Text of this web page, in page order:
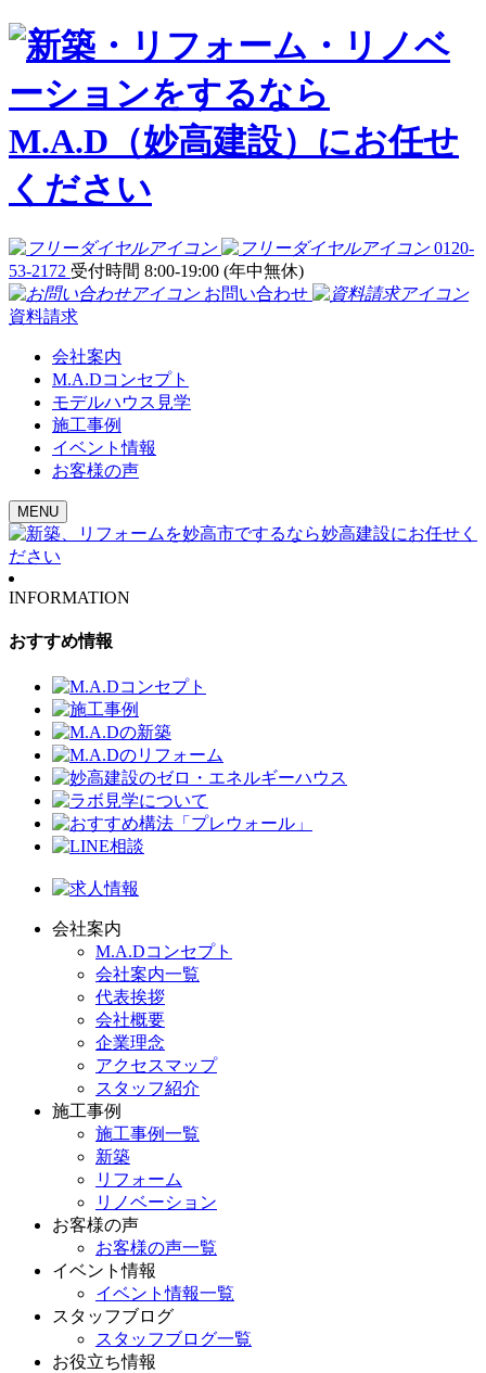
0120-
53-2172 受付時間 8:00-19:00 (年中無休)
お問い合わせ
資料請求
会社案内
M.A.Dコンセプト
モデルハウス見学
施工事例
イベント情報
お客様の声
MENU
INFORMATION
おすすめ情報
会社案内
M.A.Dコンセプト
会社案内一覧
代表挨拶
会社概要
企業理念
アクセスマップ
スタッフ紹介
施工事例
施工事例一覧
新築
リフォーム
リノベーション
お客様の声
お客様の声一覧
イベント情報
イベント情報一覧
スタッフブログ
スタッフブログ一覧
お役立ち情報